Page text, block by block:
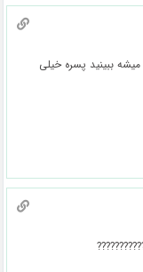
ببینید پسره خیلی